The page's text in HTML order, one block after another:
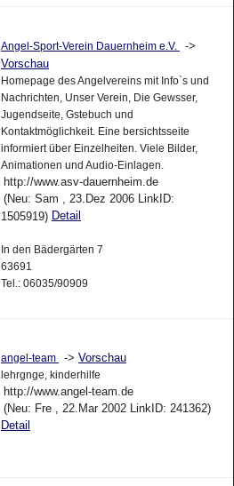
Angel-Sport-Verein Dauernheim e.V.
->
Vorschau
Homepage des Angelvereins mit Info`s und
Nachrichten, Unser Verein, Die Gewsser,
Jugendseite, Gstebuch und
Kontaktmöglichkeit. Eine bersichtsseite
informiert über Einzelheiten. Viele Bilder,
Animationen und Audio-Einlagen.
http://www.asv-dauernheim.de
(Neu: Sam , 23.Dez 2006 LinkID:
1505919) Detail
In den Bädergärten 7
63691
Tel.: 06035/90909
angel-team -> Vorschau
lehrgnge, kinderhilfe
http://www.angel-team.de
(Neu: Fre , 22.Mar 2002 LinkID: 241362)
Detail